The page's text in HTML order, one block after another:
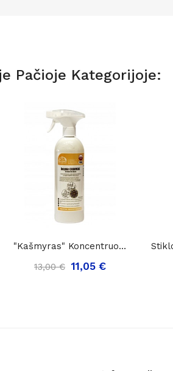
Pačioje Kategorijoje:
"Kašmyras" Koncentruotas Oro Gaiviklis Dolphin...
13,00 € 11,05 €